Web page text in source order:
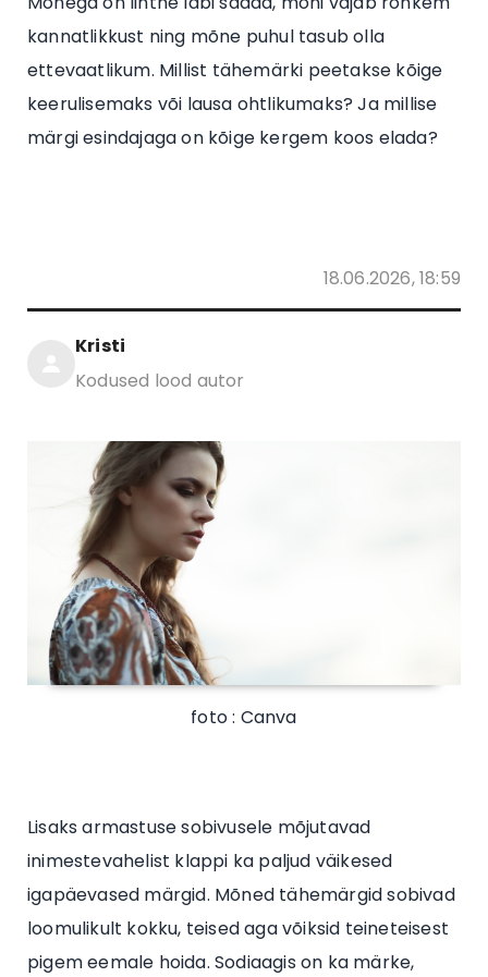
kannatlikkust ning mõne puhul tasub olla
ettevaatlikum. Millist tähemärki peetakse kõige
keerulisemaks või lausa ohtlikumaks? Ja millise
märgi esindajaga on kõige kergem koos elada?
18.06.2026, 18:59
Kristi
Kodused lood autor
foto : Canva
Lisaks armastuse sobivusele mõjutavad
inimestevahelist klappi ka paljud väikesed
igapäevased märgid. Mõned tähemärgid sobivad
loomulikult kokku, teised aga võiksid teineteisest
pigem eemale hoida. Sodiaagis on ka märke,